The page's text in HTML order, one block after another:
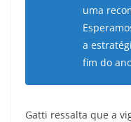
uma
a
fim do
Gatti ressalta que a